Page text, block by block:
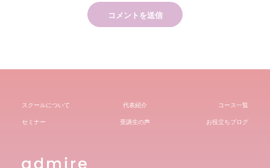
スクールについて 代表紹介
コース一覧
セミナー
受講生の声 お役立ちブログ